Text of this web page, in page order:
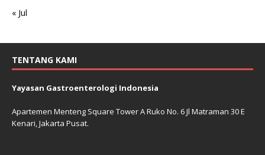
« Jul
TENTANG KAMI
Yayasan Gastroenterologi Indonesia
Apartemen Menteng Square Tower A Ruko No. 6 Jl Matraman 30 E
Kenari, Jakarta Pusat.